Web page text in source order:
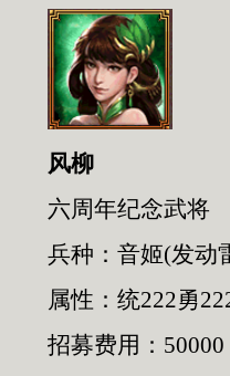
风柳
六周年纪念武将
兵种：音姬(发动
属性：统222勇
招募费用：50000